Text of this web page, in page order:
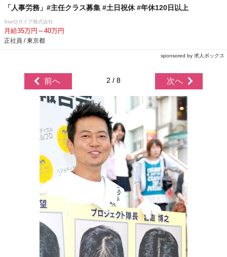
「人事労務」#主任クラス募集 #土日祝休 #年休120日以上
StarQガイア株式会社
月給35万円～40万円
正社員 / 東京都
sponsored by 求人ボックス
前へ 2 / 8 次へ